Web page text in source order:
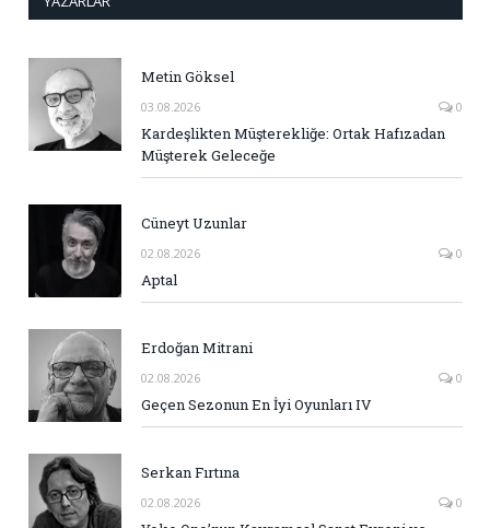
Metin Göksel
03.08.2026 0
Kardeşlikten Müşterekliğe: Ortak Hafızadan
Müşterek Geleceğe
Cüneyt Uzunlar
02.08.2026 0
Aptal
Erdoğan Mitrani
02.08.2026 0
Geçen Sezonun En İyi Oyunları IV
Serkan Fırtına
02.08.2026 0